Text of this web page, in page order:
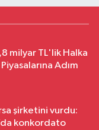
milyar TL'lik Halka
Adım
şirketini vurdu:
konkordato